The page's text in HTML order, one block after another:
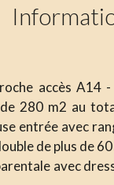
accès A14
280 m2 au
entrée avec
de plus de
avec